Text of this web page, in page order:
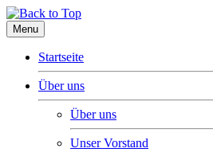
Menu
Startseite
Über uns
Über uns
Unser Vorstand